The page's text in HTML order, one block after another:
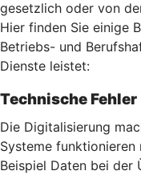
gesetzlich oder von
Hier finden Sie einige
Betriebs- und
Dienste leistet:
Technische Fehler
Die Digitalisierung
Systeme
Beispiel Daten bei